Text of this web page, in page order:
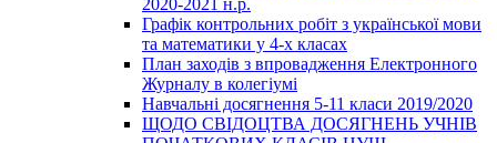
Графік контрольних робіт з української мови
та математики у 4-х класах
План заходів з впровадження Електронного
Журналу в колегіумі
Навчальні досягнення 5-11 класи 2019/2020
ЩОДО СВІДОЦТВА ДОСЯГНЕНЬ УЧНІВ